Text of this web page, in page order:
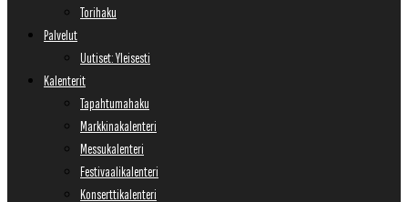
Torihaku
Palvelut
Uutiset: Yleisesti
Kalenterit
Tapahtumahaku
Markkinakalenteri
Messukalenteri
Festivaalikalenteri
Konserttikalenteri